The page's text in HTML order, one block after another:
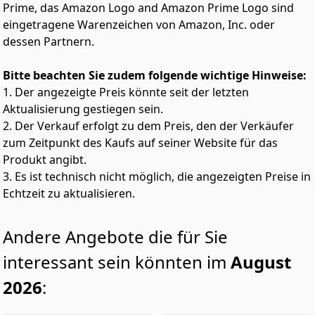
funktioniert als PC Mikrofon Gaming auf Desktop oder
Laptop , sowie als Handy Mikrofon für Live Streaming,
ASMR und Aufnahmen auf Smartphones, Tablets und
einsatzbereit.
【Kontrolliere deinen Sound wie ein Profi.】Mit präziser
Verstärkungsregelung, Echtzeit-Monitoring und
Stummschaltung per Fingertipp behältst du jederzeit
die volle Kontrolle. Das K66 Streaming Mikrofon verfügt
über eine 3,5-mm-Kopfhörerbuchse für Echtzeit-
Monitoring. So hörst du deine Stimme während der
Aufnahme oder was dein Publikum beim Livestream
hört. Das hilft dir, Mikrofon empfindlichkeit und
Livestream. Die Stummschaltung per Fingertipp sorgt
für sofortige Stille, wann immer du sie brauchst – ob in
Online-Kursen, Meetings oder Gaming-Chats.
【Sicherer Stand, perfekte Positionierung】Das
ZealSound K66 Studio Desktop Mikrofon verfügt über
einen robusten Metallfuß für zuverlässige Stabilität –
Prime, das Amazon Logo and Amazon Prime Logo sind
eingetragene Warenzeichen von Amazon, Inc. oder
dessen Partnern.
Bitte beachten Sie zudem folgende wichtige Hinweise:
1. Der angezeigte Preis könnte seit der letzten
Aktualisierung gestiegen sein.
2. Der Verkauf erfolgt zu dem Preis, den der Verkäufer
zum Zeitpunkt des Kaufs auf seiner Website für das
Produkt angibt.
3. Es ist technisch nicht möglich, die angezeigten Preise in
Echtzeit zu aktualisieren.
Andere Angebote die für Sie
interessant sein könnten im August
2026: